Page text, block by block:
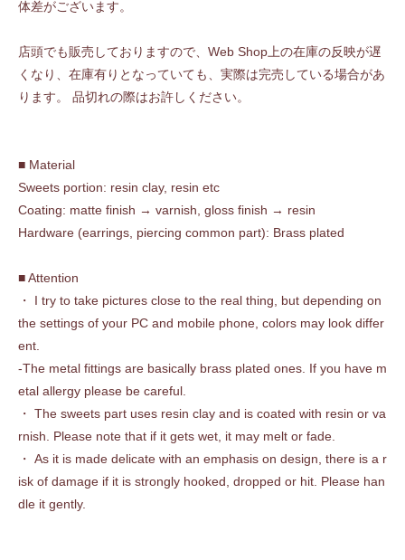
体差がございます。
店頭でも販売しておりますので、Web Shop上の在庫の反映が遅
くなり、在庫有りとなっていても、実際は完売している場合があ
ります。 品切れの際はお許しください。
■ Material
Sweets portion: resin clay, resin etc
Coating: matte finish → varnish, gloss finish → resin
Hardware (earrings, piercing common part): Brass plated
■ Attention
・ I try to take pictures close to the real thing, but depending on
the settings of your PC and mobile phone, colors may look differ
ent.
-The metal fittings are basically brass plated ones. If you have m
etal allergy please be careful.
・ The sweets part uses resin clay and is coated with resin or va
rnish. Please note that if it gets wet, it may melt or fade.
・ As it is made delicate with an emphasis on design, there is a r
isk of damage if it is strongly hooked, dropped or hit. Please han
dle it gently.